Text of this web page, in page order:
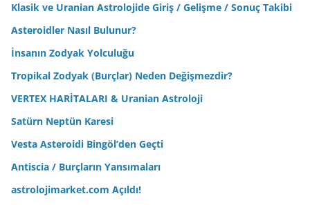
Klasik ve Uranian Astrolojide Giriş / Gelişme / Sonuç Takibi
Asteroidler Nasıl Bulunur?
İnsanın Zodyak Yolculuğu
Tropikal Zodyak (Burçlar) Neden Değişmezdir?
VERTEX HARİTALARI & Uranian Astroloji
Satürn Neptün Karesi
Vesta Asteroidi Bingöl’den Geçti
Antiscia / Burçların Yansımaları
astrolojimarket.com Açıldı!